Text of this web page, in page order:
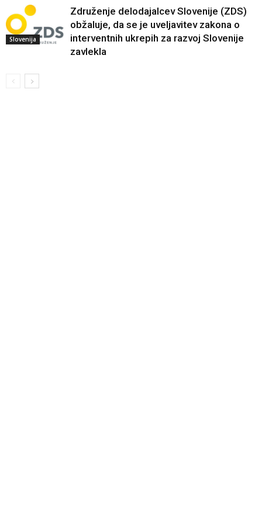
Slovenija
Združenje delodajalcev Slovenije (ZDS)
obžaluje, da se je uveljavitev zakona o
interventnih ukrepih za razvoj Slovenije
zavlekla